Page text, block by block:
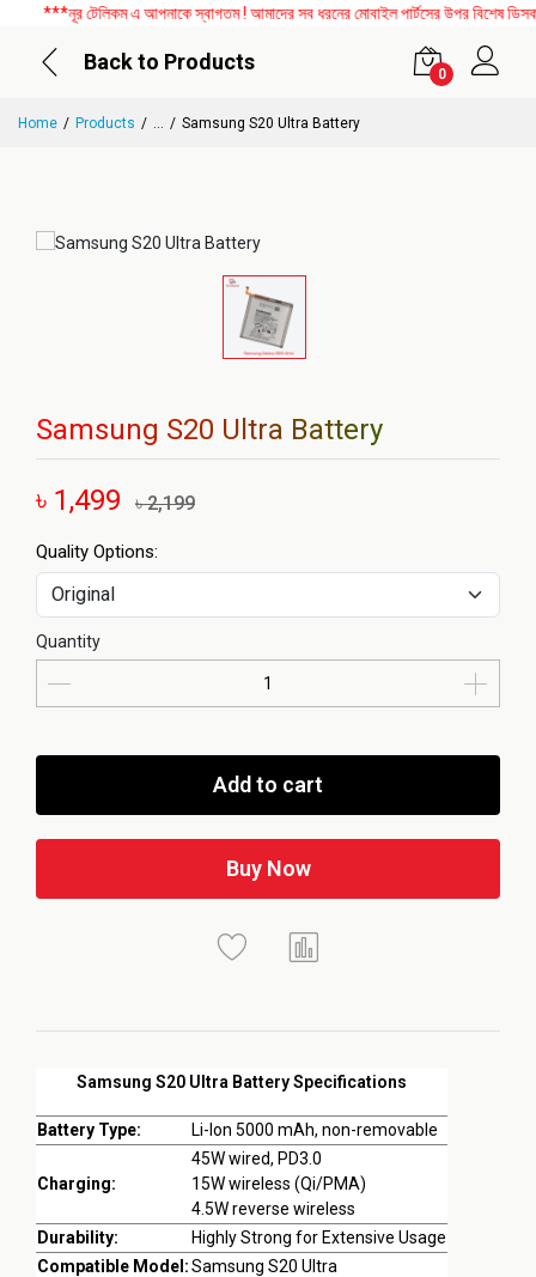
***নূর টেলিকম এ আপনাকে স্বাগতম ! আমাদের সব ধরনের মোবাইল পার্টসের উপর বিশেষ
Back to Products
0
Home Products ... Samsung S20 Ultra Battery
Samsung S20 Ultra Battery
৳ 1,499 ৳ 2,199
Samsung S20 Ultra Battery Specifications
Battery Type: Li-Ion 5000 mAh, non-removable
Charging:
45W wired, PD3.0
15W wireless (Qi/PMA)
4.5W reverse wireless
Durability:
Highly Strong for Extensive Usage
Compatible Model:Samsung S20 Ultra
Quality Options:
Quantity
Add to cart
Buy Now